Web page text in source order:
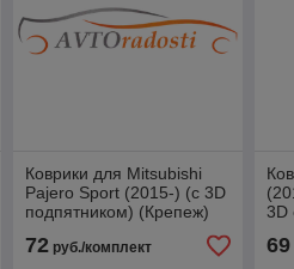
Коврики для Mitsubishi
Pajero Sport (2015-) (c 3D
подпятником) (Крепеж)
Мицубиси Паджеро
72руб./комплект
3D
69